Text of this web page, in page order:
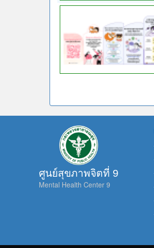
ศูนย์สุขภาพจิตที่ 9
Mental Health Center 9